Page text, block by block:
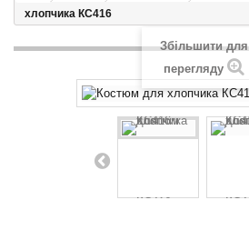
хлопчика КС416
Збільшити для
перегляду